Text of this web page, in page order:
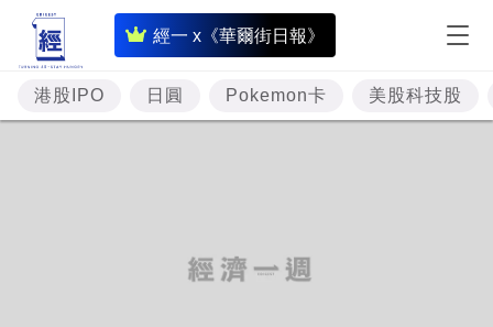
經一 x《華爾街日報》
即
時
財
經
港股IPO 日圓 Pokemon卡 美股科技股